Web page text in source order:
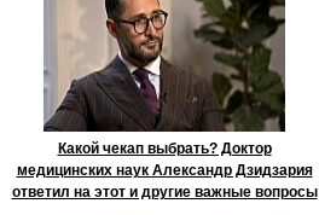
Какой чекап выбрать? Доктор
медицинских наук Александр Дзидзария
ответил на этот и другие важные вопросы